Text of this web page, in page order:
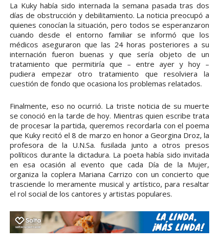
La Kuky había sido internada la semana pasada tras dos
días de obstrucción y debilitamiento. La noticia preocupó a
quienes conocían la situación, pero todos se esperanzaron
cuando desde el entorno familiar se informó que los
médicos aseguraron que las 24 horas posteriores a su
internación fueron buenas y que sería objeto de un
tratamiento que permitiría que – entre ayer y hoy –
pudiera empezar otro tratamiento que resolviera la
cuestión de fondo que ocasiona los problemas relatados.
Finalmente, eso no ocurrió. La triste noticia de su muerte
se conoció en la tarde de hoy. Mientras quien escribe trata
de procesar la partida, queremos recordarla con el poema
que Kuky recitó el 8 de marzo en honor a Georgina Droz, la
profesora de la U.N.Sa. fusilada junto a otros presos
políticos durante la dictadura. La poeta había sido invitada
en esa ocasión al evento que cada Día de la Mujer,
organiza la coplera Mariana Carrizo con un concierto que
trasciende lo meramente musical y artístico, para resaltar
el rol social de los cantores y artistas populares.